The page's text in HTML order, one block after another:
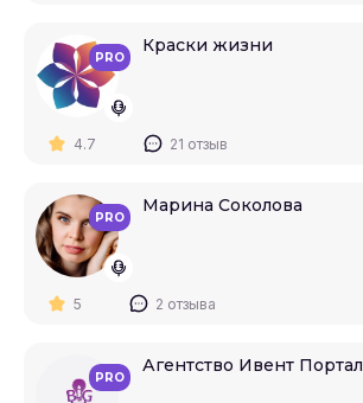
PRO
Краски жизни
4.7 21 отзыв
PRO
Марина Соколова
5 2 отзыва
PRO
Агентство Ивент Портал